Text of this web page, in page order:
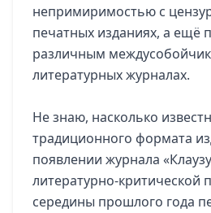
непримиримостью с
печатных изданиях, а ещё
различным
литературных журналах.
Не знаю, насколько
традиционного формата
появлении журнала
литературно-критической
середины прошлого года